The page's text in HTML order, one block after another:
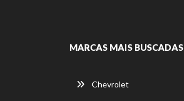
MARCAS MAIS BUSCADAS
Chevrolet